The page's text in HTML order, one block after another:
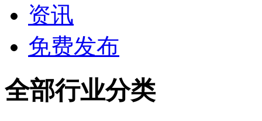
资讯
免费发布
全部行业分类